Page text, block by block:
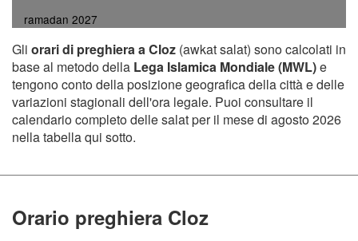
ramadan 2027
Gli orari di preghiera a Cloz (awkat salat) sono calcolati in
base al metodo della Lega Islamica Mondiale (MWL)e
tengono conto della posizione geografica della città e delle
variazioni stagionali dell'ora legale. Puoi consultare il
calendario completo delle salat per il mese di agosto 2026
nella tabella qui sotto.
Orario preghiera Cloz